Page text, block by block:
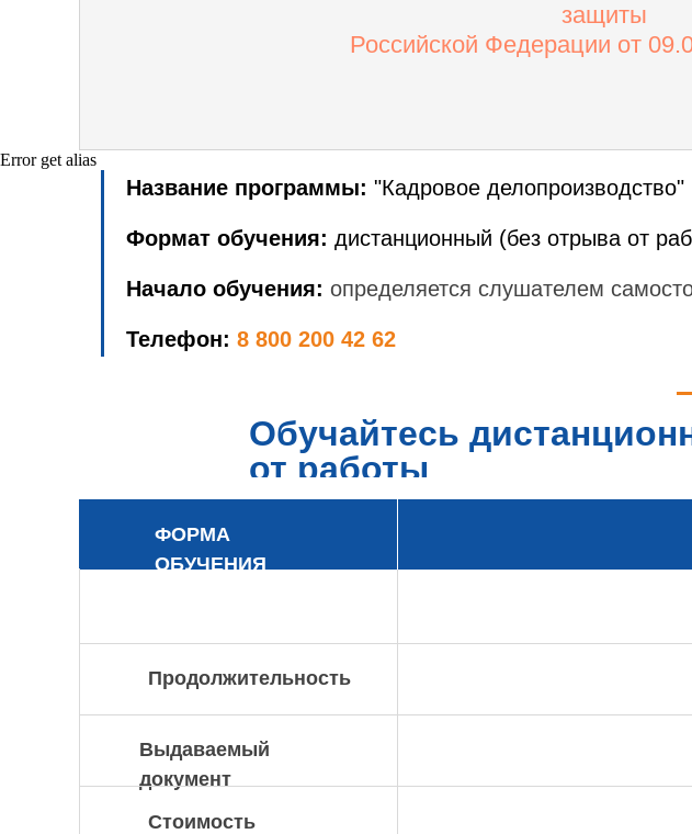
защиты
Российской Федерации от
Error get alias
Название программы: "Кадровое делопроизводство"
Формат обучения: дистанционный (без отрыва от
Начало обучения: определяется слушателем
Телефон: 8 800 200 42 62
Обучайтесь
от работы
ФОРМА
ОБУЧЕНИЯ
Продолжительность
Выдаваемый
документ
Стоимость